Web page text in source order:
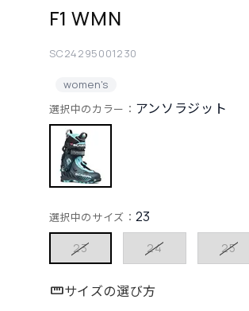
F1 WMN
SC24295001230
women's
選択中のカラー： アンソラジット
選択中のサイズ： 23
23 24 25
サイズの選び方